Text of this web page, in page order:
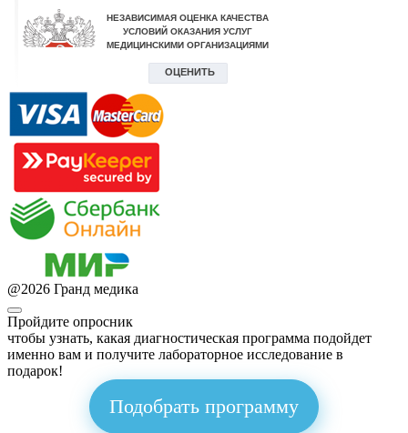
@2026 Гранд медика
Пройдите опросник
чтобы узнать, какая диагностическая программа подойдет
именно вам и получите лабораторное исследование в
подарок!
Подобрать программу